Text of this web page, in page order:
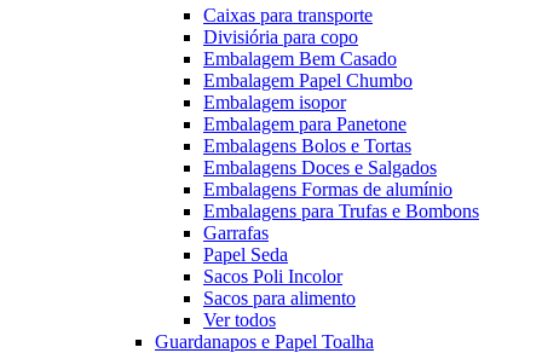
Caixas para transporte
Divisiória para copo
Embalagem Bem Casado
Embalagem Papel Chumbo
Embalagem isopor
Embalagem para Panetone
Embalagens Bolos e Tortas
Embalagens Doces e Salgados
Embalagens Formas de alumínio
Embalagens para Trufas e Bombons
Garrafas
Papel Seda
Sacos Poli Incolor
Sacos para alimento
Ver todos
Guardanapos e Papel Toalha